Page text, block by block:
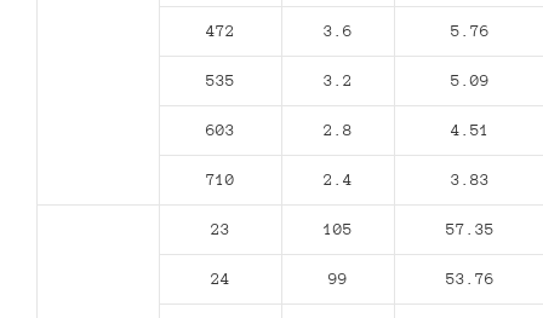
472 3.6 5.76
535 3.2 5.09
603 2.8 4.51
710 2.4 3.83
23 105 57.35
24 99 53.76